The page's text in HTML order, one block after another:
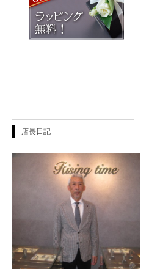
店長日記